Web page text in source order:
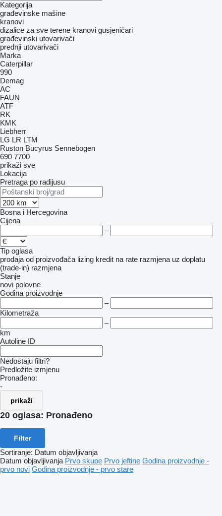
Kategorija
građevinske mašine
kranovi
dizalice za sve terene kranovi gusjeničari
građevinski utovarivači
prednji utovarivači
Marka
Caterpillar
990
Demag
AC
FAUN
ATF
RK
KMK
Liebherr
LG LR LTM
Ruston Bucyrus Sennebogen
690 7700
prikaži sve
Lokacija
Pretraga po radijusu
Bosna i Hercegovina
Cijena
–
Tip oglasa
prodaja od proizvođača lizing kredit na rate razmjena uz doplatu
(trade-in) razmjena
Stanje
novi polovne
Godina proizvodnje
–
Kilometraža
–
km
Autoline ID
Nedostaju filtri?
Predložite izmjenu
Pronađeno:
-
prikaži
20 oglasa: Pronađeno
Filter
Sortiranje: Datum objavljivanja
Datum objavljivanja Prvo skupe Prvo jeftine Godina proizvodnje -
prvo novi Godina proizvodnje - prvo stare